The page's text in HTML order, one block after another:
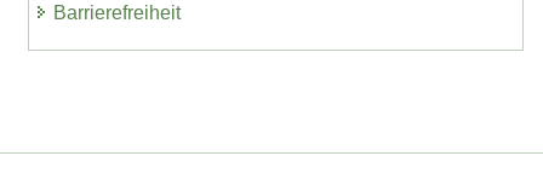
Barrierefreiheit